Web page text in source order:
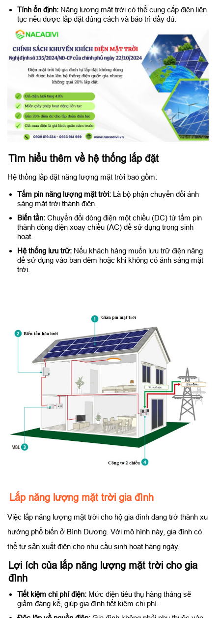
Tính ổn định: Năng lượng mặt trời có thể cung cấp điện liên
tục nếu được lắp đặt đúng cách và bảo trì đầy đủ.
Tìm hiểu thêm về hệ thống lắp đặt
Hệ thống lắp đặt năng lượng mặt trời bao gồm:
Tấm pin năng lượng mặt trời: Là bộ phận chuyển đổi ánh
sáng mặt trời thành điện.
Biến tần: Chuyển đổi dòng điện một chiều (DC) từ tấm pin
thành dòng điện xoay chiều (AC) để sử dụng trong sinh
hoạt.
Hệ thống lưu trữ: Nếu khách hàng muốn lưu trữ điện năng
để sử dụng vào ban đêm hoặc khi không có ánh sáng mặt
trời.
Lắp năng lượng mặt trời gia đình
Việc lắp năng lượng mặt trời cho hộ gia đình đang trở thành xu
hướng phổ biến ở Bình Dương. Với mô hình này, gia đình có
thể tự sản xuất điện cho nhu cầu sinh hoạt hàng ngày.
Lợi ích của lắp năng lượng mặt trời cho gia
đình
Tiết kiệm chi phí điện: Mức điện tiêu thụ hàng tháng sẽ
giảm đáng kể, giúp gia đình tiết kiệm chi phí.